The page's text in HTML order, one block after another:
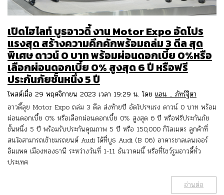
เปิดไฮไลท์ บูธอาวดี้ งาน Motor Expo อัดโปร
แรงสุด สร้างความคึกคักพร้อมถล่ม 3 ดีล สุด
พิเศษ ดาวน์ 0 บาท พร้อมผ่อนดอกเบี้ย 0%หรือ
เลือกผ่อนดอกเบี้ย 0% สูงสุด 6 ปี หรือฟรี
ประกันภัยชั้นหนึ่ง 5 ปี
โพสต์เมื่อ 29 พฤศจิกายน 2023 เวลา 19:29 น. โดย แอน .. ภัทร์ฐิตา
อาวดี้ลุย Motor Expo ถล่ม 3 ดีล ส่งท้ายปี อัดโปรฯแรง ดาวน์ 0 บาท พร้อม
ผ่อนดอกเบี้ย 0% หรือเลือกผ่อนดอกเบี้ย 0% สูงสุด 6 ปี หรือฟรีประกันภัย
ชั้นหนึ่ง 5 ปี พร้อมรับประกันคุณภาพ 5 ปี หรือ 150,000 กิโลเมตร ลูกค้าที่
สนใจสามารถเข้าชมรถยนต์ Audi ได้ที่บูธ Audi (B 06) อาคารชาลเลนเจอร์
อิมแพค เมืองทองธานี ระหว่างวันที่ 1-11 ธันวาคมนี้ หรือที่โชว์รูมอาวดี้ทั่ว
ประเทศ
อ่านต่อ